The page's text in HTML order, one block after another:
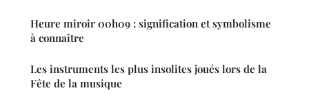
Heure miroir 00h09 : signification et symbolisme
à connaître
Les instruments les plus insolites joués lors de la
Fête de la musique